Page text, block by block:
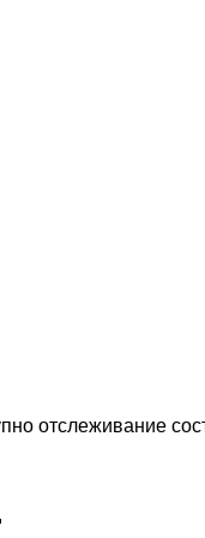
отслеживание